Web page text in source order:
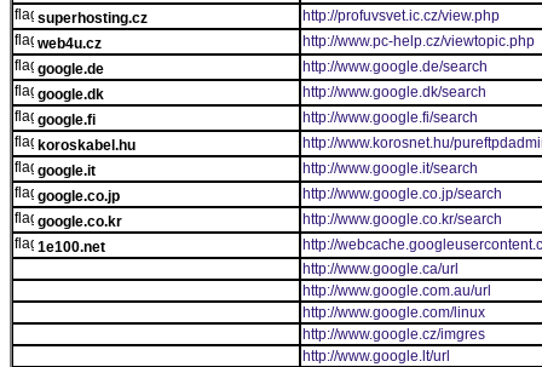
superhosting.cz
http://profuvsvet.ic.cz/view.php
web4u.cz
http://www.pc-help.cz/viewtopic.php
google.de
http://www.google.de/search
google.dk
http://www.google.dk/search
google.fi
http://www.google.fi/search
koroskabel.hu
http://www.korosnet.hu/
google.it
http://www.google.it/search
google.co.jp
http://www.google.co.jp/search
google.co.kr
http://www.google.co.kr/search
1e100.net
http://
http://www.google.ca/url
http://www.google.com.au/url
http://www.google.com/linux
http://www.google.cz/imgres
http://www.google.lt/url